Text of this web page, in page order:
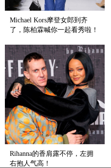
Michael Kors摩登女郎到齐
了，陈柏霖喊你一起看秀啦！
Rihanna的香肩露不停，左拥
右抱人气高！